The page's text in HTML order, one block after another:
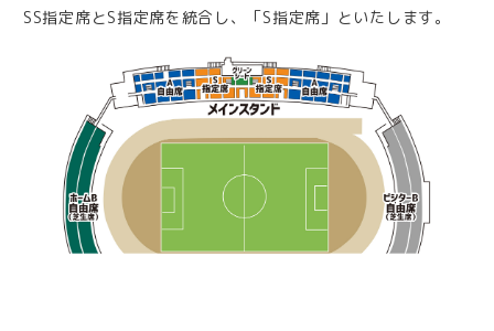
SS指定席とS指定席を統合し、「S指定席」といたします。